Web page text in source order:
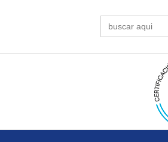
Buscar: